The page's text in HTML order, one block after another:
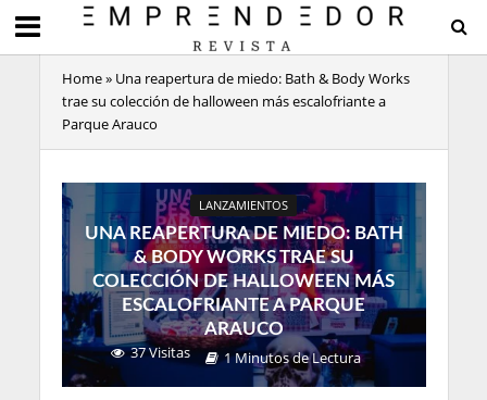
Home» Una reapertura de miedo: Bath & Body Works
trae su colección de halloween más escalofriante a
Parque Arauco
LANZAMIENTOS
UNA REAPERTURA DE MIEDO: BATH
& BODY WORKS TRAE SU
COLECCIÓN DE HALLOWEEN MÁS
ESCALOFRIANTE A PARQUE
ARAUCO
37 Visitas
1 Minutos de Lectura